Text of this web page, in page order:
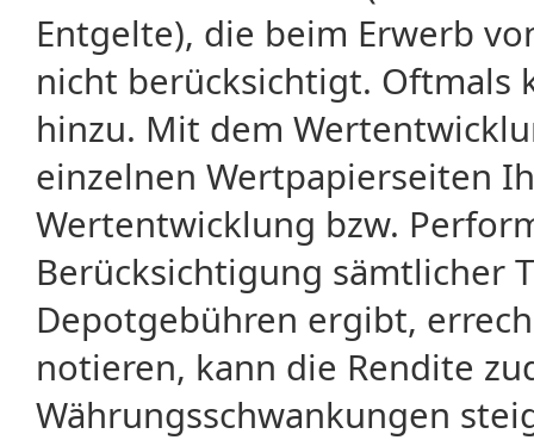
Entgelte), die beim Erwerb
nicht berücksichtigt. Oftmals
hinzu. Mit dem
einzelnen Wertpapierseiten
Wertentwicklung bzw.
Berücksichtigung sämtlicher
Depotgebühren ergibt,
notieren, kann die Rendite
Währungsschwankungen